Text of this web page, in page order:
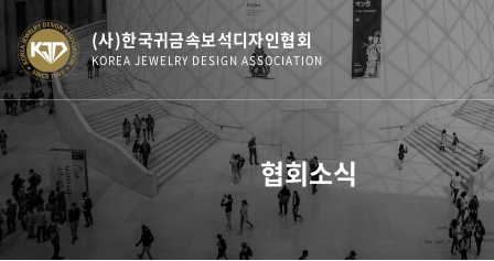
(사)한국귀금속보석디자인협회
KOREA JEWELRY DESIGN ASSOCIATION
협회소식